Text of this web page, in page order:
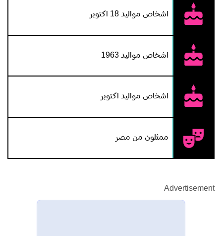
اشخاص مواليد 18 اكتوبر
اشخاص مواليد 1963
اشخاص مواليد اكتوبر
ممثلون من مصر
Advertisement